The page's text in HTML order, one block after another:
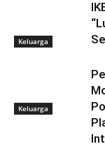
Keluarga
Keluarga